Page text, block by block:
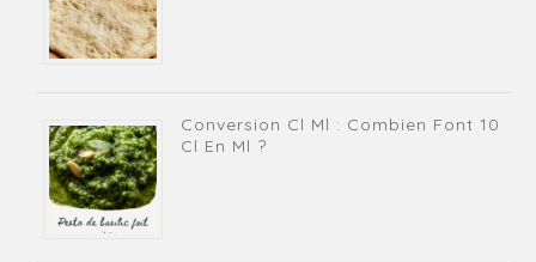
Conversion Cl Ml : Combien Font 10
Cl En Ml ?